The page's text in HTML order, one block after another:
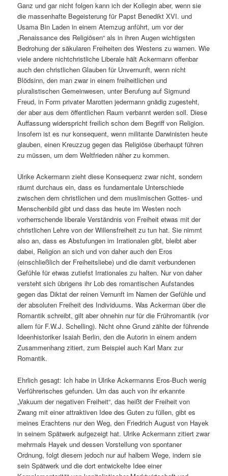
Ganz und gar nicht folgen kann ich der Kollegin aber, wenn sie
die massenhafte Begeisterung für Papst Benedikt XVI. und
Usama Bin Laden in einem Atemzug anführt, um vor der
„Renaissance des Religiösen“ als in ihren Augen wichtigsten
Bedrohung der säkularen Freiheiten des Westens zu warnen. Wie
viele andere nichtchristliche Liberale hält Ackermann offenbar
auch den christlichen Glauben für Unvernunft, wenn nicht
Blödsinn, den man zwar in einem freiheitlichen und
pluralistischen Gemeinwesen, unter Berufung auf Sigmund
Freud, in Form privater Marotten jedermann gnädig zugesteht,
der aber aus dem öffentlichen Raum verbannt werden soll. Diese
Auffassung widerspricht freilich schon dem Begriff von Religion.
Insofern ist es nur konsequent, wenn militante Darwinisten heute
glauben, einen Kreuzzug gegen das Religiöse überhaupt führen
zu müssen, um dem Weltfrieden näher zu kommen.
Ulrike Ackermann zieht diese Konsequenz zwar nicht, sondern
räumt durchaus ein, dass es fundamentale Unterschiede
zwischen dem christlichen und dem muslimischen Gottes- und
Menschenbild gibt und dass das heute im Westen noch
vorherrschende liberale Verständnis von Freiheit etwas mit der
christlichen Lehre von der Willensfreiheit zu tun hat. Sie nimmt
also an, dass es Abstufungen im Irrationalen gibt, bleibt aber
dabei, Religion an sich und von daher auch den Eros
(einschließlich der Freiheitsliebe) und die damit verbundenen
Gefühle für etwas zutiefst Irrationales zu halten. Nur von daher
versteht sich übrigens ihr Lob des romantischen Aufstandes
gegen das Diktat der reinen Vernunft im Namen der Gefühle und
der absoluten Freiheit des Individuums. Was Ackerman über die
Romantik schreibt, gilt aber ohnehin nur für die Frühromantik (vor
allem für F.W.J. Schelling). Nicht ohne Grund zählte der führende
Ideenhistoriker Isaiah Berlin, den die Autorin in einem andern
Zusammenhang zitiert, zum Beispiel auch Karl Marx zur
Romantik.
Ehrlich gesagt: Ich habe in Ulrike Ackermanns Eros-Buch wenig
Verführerisches gefunden. Um das auch von ihr erkannte
„Vakuum der negativen Freiheit“, das heißt der Freiheit von
Zwang mit einer attraktiven Idee des Guten zu füllen, gibt es
meines Erachtens nur den Weg, den Friedrich August von Hayek
in seinem Spätwerk aufgezeigt hat. Ulrike Ackermann zitiert zwar
mehrmals Hayek und dessen Vorstellung von spontaner
Ordnung, folgt diesem jedoch nur auf halbem Wege, indem sie
sein Spätwerk und die dort entwickelte Idee einer